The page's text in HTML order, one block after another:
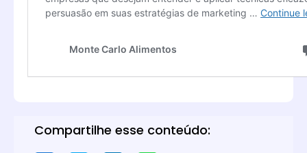
Compartilhe esse conteúdo: